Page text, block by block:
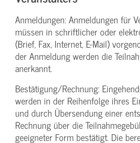
Anmeldungen: Anmeldungen für
müssen in schriftlicher oder
(Brief, Fax, Internet, E-Mail)
der Anmeldung werden die
anerkannt.
Bestätigung­/Rechnung:
werden in der Reihenfolge ihres
und durch Übersendung einer
Rechnung über die
geeigneter Form bestätigt. Die